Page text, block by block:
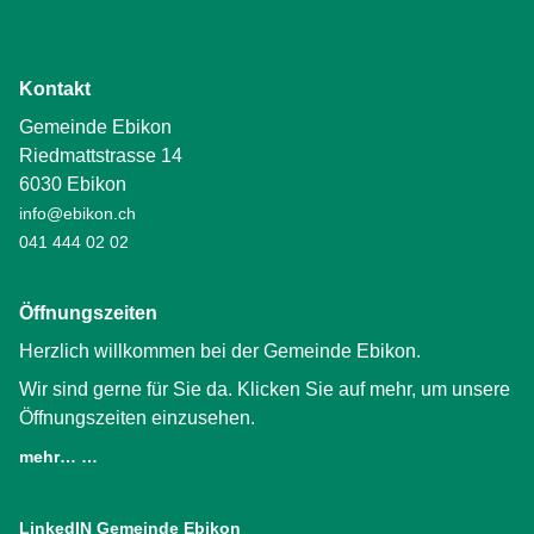
Kontakt
Gemeinde Ebikon
Riedmattstrasse 14
6030 Ebikon
info@ebikon.ch
041 444 02 02
Öffnungszeiten
Herzlich willkommen bei der Gemeinde Ebikon.
Wir sind gerne für Sie da. Klicken Sie auf mehr, um unsere
Öffnungszeiten einzusehen.
mehr… …
LinkedIN Gemeinde Ebikon